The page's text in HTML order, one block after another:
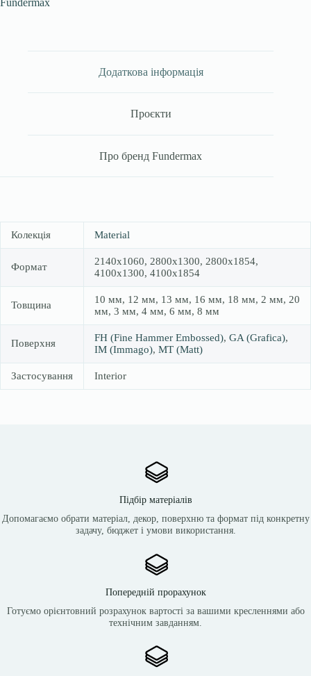
Додаткова інформація
Проєкти
Про бренд Fundermax
Колекція Material
Формат
2140х1060, 2800х1300, 2800х1854,
4100х1300, 4100х1854
Товщина
10 мм, 12 мм, 13 мм, 16 мм, 18 мм, 2 мм, 20
мм, 3 мм, 4 мм, 6 мм, 8 мм
Поверхня FH (Fine Hammer Embossed), GA (Grafica),
IM (Immago), MT (Matt)
Застосування Interior
Підбір матеріалів
Допомагаємо обрати матеріал, декор, поверхню та формат під конкретну
задачу, бюджет і умови використання.
Попередній прорахунок
Готуємо орієнтовний розрахунок вартості за вашими кресленнями або
технічним завданням.